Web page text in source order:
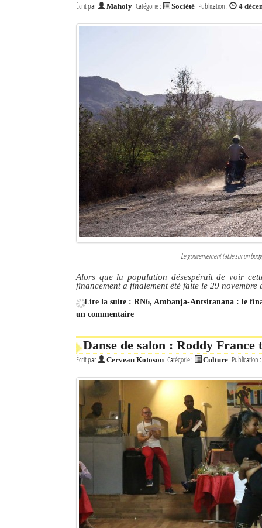
Écrit par Maholy Catégorie : Société Publication : 4
Le gouvernement table sur un
Alors que la population désespérait de voir
financement a finalement été faite le 29
Lire la suite : RN6, Ambanja-Antsiranana : le
un commentaire
Danse de salon : Roddy
Écrit par Cerveau Kotoson Catégorie : Culture Publication :